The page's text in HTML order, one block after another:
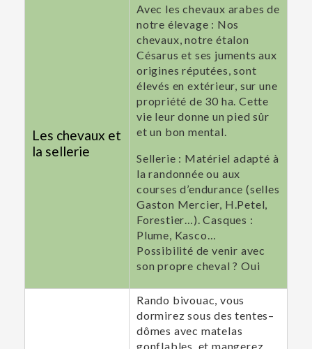
Les chevaux et
la sellerie
Avec les chevaux arabes de
notre élevage : Nos
chevaux, notre étalon
Césarus et ses juments aux
origines réputées, sont
élevés en extérieur, sur une
propriété de 30 ha. Cette
vie leur donne un pied sûr
et un bon mental.
Sellerie : Matériel adapté à
la randonnée ou aux
courses d’endurance (selles
Gaston Mercier, H.Petel,
Forestier…). Casques :
Plume, Kasco…
Possibilité de venir avec
son propre cheval ? Oui
Rando bivouac, vous
dormirez sous des tentes–
dômes avec matelas
gonflables, et mangerez